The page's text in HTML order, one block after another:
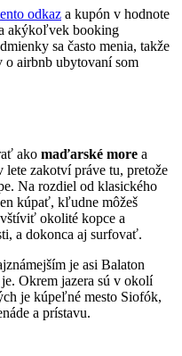
odkaz a kupón v hodnote
akýkoľvek booking
sa často menia, takže
airbnb ubytovaní som
ako maďarské more a
zakotví práve tu, pretože
Na rozdiel od klasického
kúpať, kľudne môžeš
okolité kopce a
a dokonca aj surfovať.
je asi Balaton
Okrem jazera sú v okolí
je kúpeľné mesto Siofók,
a prístavu.